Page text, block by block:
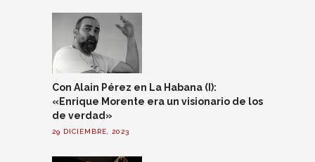
Con Alain Pérez en La Habana (I):
«Enrique Morente era un visionario de los
de verdad»
29 DICIEMBRE, 2023